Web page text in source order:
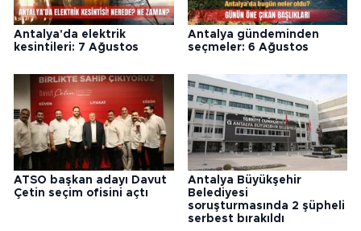
Antalya'da elektrik
kesintileri: 7 Ağustos
Antalya gündeminden
seçmeler: 6 Ağustos
ATSO başkan adayı Davut
Çetin seçim ofisini açtı
Antalya Büyükşehir
Belediyesi
soruşturmasında 2 şüpheli
serbest bırakıldı